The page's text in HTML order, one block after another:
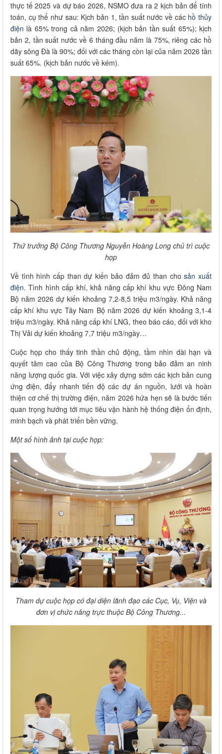
thực tế 2025 và dự báo 2026, NSMO đưa ra 2 kịch bản để tính
toán, cụ thể như sau: Kịch bản 1, tần suất nước về các hồ thủy
điện là 65% trong cả năm 2026; (kịch bản tần suất 65%); kịch
bản 2, tần suất nước về 6 tháng đầu năm là 75%, riêng các hồ
dãy sông Đà là 90%; đối với các tháng còn lại của năm 2026 tần
suất 65%. (kịch bản nước về kém).
Thứ trưởng Bộ Công Thương Nguyễn Hoàng Long chủ trì cuộc
họp
Về tình hình cấp than dự kiến bảo đảm đủ than chosản xuất
điện. Tình hình cấp khí, khả năng cấp khí khu vực Đông Nam
Bộ năm 2026 dự kiến khoảng 7,2-8,5 triệu m3/ngày. Khả năng
cấp khí khu vực Tây Nam Bộ năm 2026 dự kiến khoảng 3,1-4
triệu m3/ngày. Khả năng cấp khí LNG, theo báo cáo, đối với kho
Thị Vải dự kiến khoảng 7,7 triệu m3/ngày…
Cuộc họp cho thấy tinh thần chủ động, tầm nhìn dài hạn và
quyết tâm cao của Bộ Công Thương trong bảo đảm an ninh
năng lượng quốc gia. Với việc xây dựng sớm các kịch bản cung
ứng điện, đẩy nhanh tiến độ các dự án nguồn, lưới và hoàn
thiện cơ chế thị trường điện, năm 2026 hứa hẹn sẽ là bước tiến
quan trọng hướng tới mục tiêu vận hành hệ thống điện ổn định,
minh bạch và phát triển bền vững.
Một số hình ảnh tại cuộc họp:
Tham dự cuộc họp có đại diện lãnh đạo các Cục, Vụ, Viện và
đơn vị chức năng trực thuộc Bộ Công Thương...